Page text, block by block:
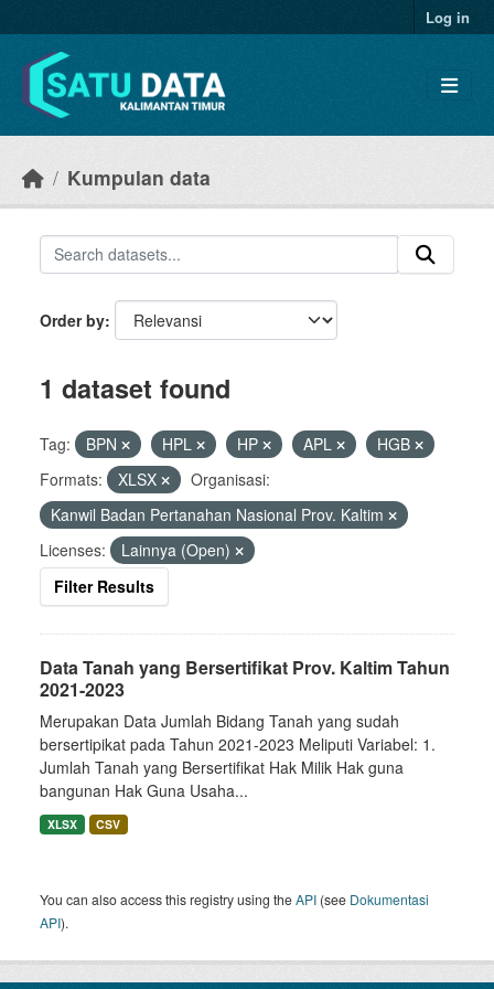
Log in
Kumpulan data
Order by
1 dataset found
Tag: BPN HPL HP APL
HGB
Formats:
XLSX
Organisasi:
Kanwil Badan Pertanahan Nasional Prov. Kaltim
Licenses:
Lainnya (Open)
Filter Results
Data Tanah yang Bersertifikat Prov. Kaltim Tahun
2021-2023
Merupakan Data Jumlah Bidang Tanah yang sudah
bersertipikat pada Tahun 2021-2023 Meliputi Variabel: 1.
Jumlah Tanah yang Bersertifikat Hak Milik Hak guna
bangunan Hak Guna Usaha...
XLSX CSV
You can also access this registry using theAPI (see Dokumentasi
API).